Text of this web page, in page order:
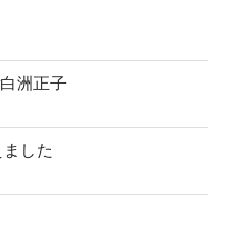
洲正子
した